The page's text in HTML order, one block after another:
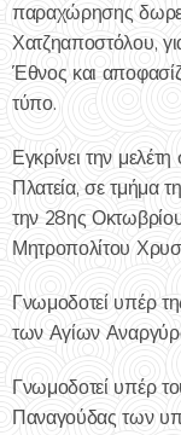
παραχώρησης
Χατζηαποστόλου,
Έθνος και
τύπο.
Εγκρίνει την
Πλατεία, σε τμήμα
την 28ης
Μητροπολίτου
Γνωμοδοτεί υπέρ
των Αγίων
Γνωμοδοτεί υπέρ
Παναγούδας των